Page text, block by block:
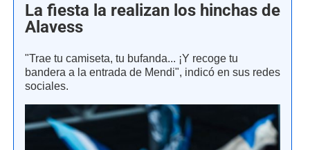
La fiesta la realizan los hinchas de
Alavess
"Trae tu camiseta, tu bufanda... ¡Y recoge tu
bandera a la entrada de Mendi", indicó en sus redes
sociales.